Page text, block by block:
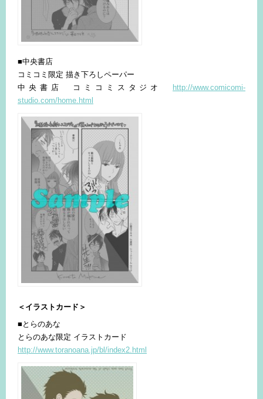
■中央書店
コミコミ限定 描き下ろしペーパー
中央書店 コミコミスタジオ
http://www.comicomi-
studio.com/home.html
＜イラストカード＞
■とらのあな
とらのあな限定 イラストカード
http://www.toranoana.jp/bl/index2.html